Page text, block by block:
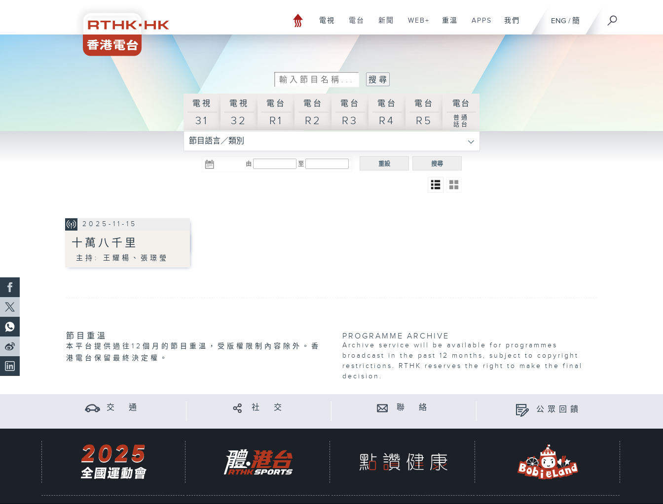
ENG / 簡
電視 電台 新聞 WEB+ 重溫 APPS 我們
電視
31
電視
32
電台
R1
電台
R2
電台
R3
電台
R4
電台
R5
電台
普通
話台
節目語言／類別
由 至 搜尋
重設
2025-11-15
十萬八千里
主持: 王耀楊、張璟瑩
節目重溫
本平台提供過往12個月的節目重溫，受版權限制內容除外。香
港電台保留最終決定權。
PROGRAMME ARCHIVE
Archive service will be available for programmes
broadcast in the past 12 months, subject to copyright
restrictions. RTHK reserves the right to make the final
decision.
交 通 社 交 聯 絡 公眾回饋